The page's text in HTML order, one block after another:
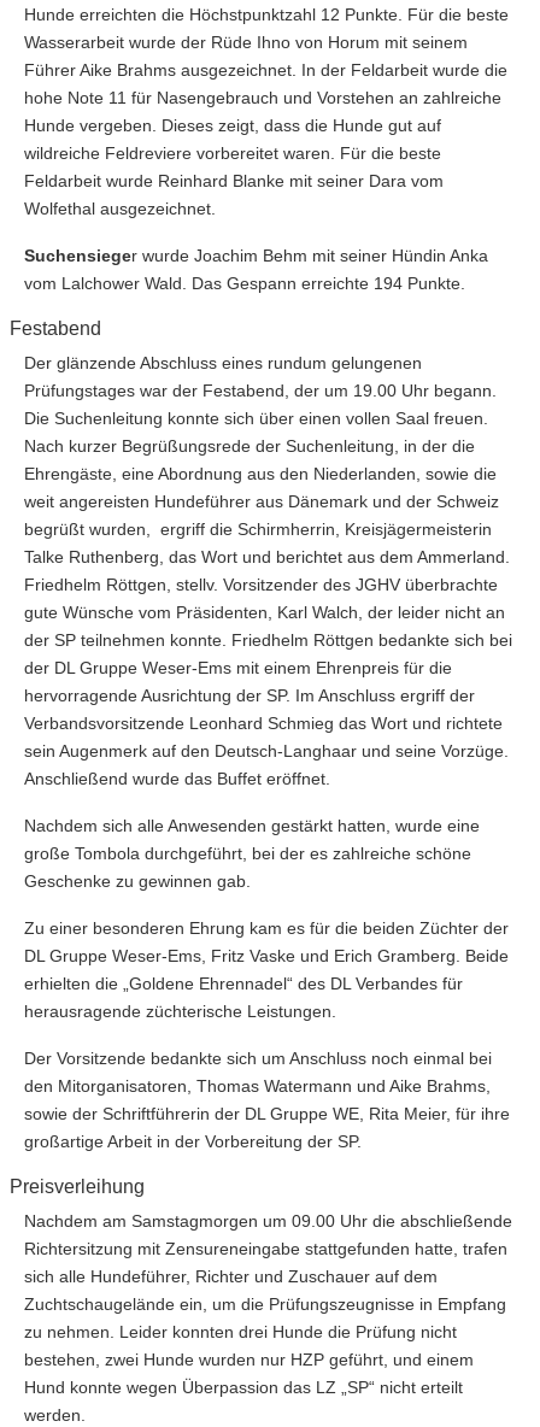
Hunde erreichten die Höchstpunktzahl 12 Punkte. Für die beste
Wasserarbeit wurde der Rüde Ihno von Horum mit seinem
Führer Aike Brahms ausgezeichnet. In der Feldarbeit wurde die
hohe Note 11 für Nasengebrauch und Vorstehen an zahlreiche
Hunde vergeben. Dieses zeigt, dass die Hunde gut auf
wildreiche Feldreviere vorbereitet waren. Für die beste
Feldarbeit wurde Reinhard Blanke mit seiner Dara vom
Wolfethal ausgezeichnet.
Suchensieger wurde Joachim Behm mit seiner Hündin Anka
vom Lalchower Wald. Das Gespann erreichte 194 Punkte.
Festabend
Der glänzende Abschluss eines rundum gelungenen
Prüfungstages war der Festabend, der um 19.00 Uhr begann.
Die Suchenleitung konnte sich über einen vollen Saal freuen.
Nach kurzer Begrüßungsrede der Suchenleitung, in der die
Ehrengäste, eine Abordnung aus den Niederlanden, sowie die
weit angereisten Hundeführer aus Dänemark und der Schweiz
begrüßt wurden, ergriff die Schirmherrin, Kreisjägermeisterin
Talke Ruthenberg, das Wort und berichtet aus dem Ammerland.
Friedhelm Röttgen, stellv. Vorsitzender des JGHV überbrachte
gute Wünsche vom Präsidenten, Karl Walch, der leider nicht an
der SP teilnehmen konnte. Friedhelm Röttgen bedankte sich bei
der DL Gruppe Weser-Ems mit einem Ehrenpreis für die
hervorragende Ausrichtung der SP. Im Anschluss ergriff der
Verbandsvorsitzende Leonhard Schmieg das Wort und richtete
sein Augenmerk auf den Deutsch-Langhaar und seine Vorzüge.
Anschließend wurde das Buffet eröffnet.
Nachdem sich alle Anwesenden gestärkt hatten, wurde eine
große Tombola durchgeführt, bei der es zahlreiche schöne
Geschenke zu gewinnen gab.
Zu einer besonderen Ehrung kam es für die beiden Züchter der
DL Gruppe Weser-Ems, Fritz Vaske und Erich Gramberg. Beide
erhielten die „Goldene Ehrennadel“ des DL Verbandes für
herausragende züchterische Leistungen.
Der Vorsitzende bedankte sich um Anschluss noch einmal bei
den Mitorganisatoren, Thomas Watermann und Aike Brahms,
sowie der Schriftführerin der DL Gruppe WE, Rita Meier, für ihre
großartige Arbeit in der Vorbereitung der SP.
Preisverleihung
Nachdem am Samstagmorgen um 09.00 Uhr die abschließende
Richtersitzung mit Zensureneingabe stattgefunden hatte, trafen
sich alle Hundeführer, Richter und Zuschauer auf dem
Zuchtschaugelände ein, um die Prüfungszeugnisse in Empfang
zu nehmen. Leider konnten drei Hunde die Prüfung nicht
bestehen, zwei Hunde wurden nur HZP geführt, und einem
Hund konnte wegen Überpassion das LZ „SP“ nicht erteilt
werden.